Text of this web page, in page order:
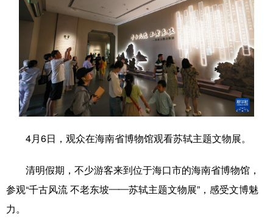
科技 科创 量子 体育
书画 健康 军事
访谈 视频 图片 政务
法律 中央文件 金融 汽车
食品 人居 信息化 数字经济
学术中国 乡村振兴 银龄 溯源中国
城市 旅游 能源 会展
彩票 娱乐 时尚 悦读
4月6日，观众在海南省博物馆观看苏轼主题文物展。
清明假期，不少游客来到位于海口市的海南省博物馆，
参观“千古风流 不老东坡——苏轼主题文物展”，感受文博魅
力。